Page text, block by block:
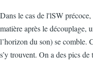
Dans le cas de l'lSW
matière après le découplage,
l’horizon du son) se comble.
s’y trouvent. On a des pics